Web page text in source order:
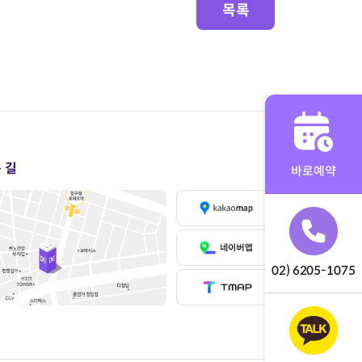
목록
길 바로예약
02) 6205-1075